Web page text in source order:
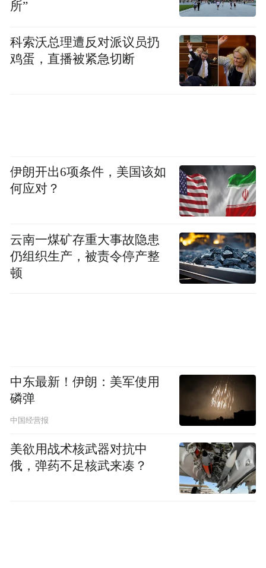
所”
科索沃总理遭反对派议员扔
鸡蛋，直播被紧急切断
伊朗开出6项条件，美国该如
何应对？
云南一煤矿存重大事故隐患
仍组织生产，被责令停产整
顿
中东最新！伊朗：美军使用
磷弹
中国经营报
美欲用战术核武器对抗中
俄，弹药不足核武来凑？